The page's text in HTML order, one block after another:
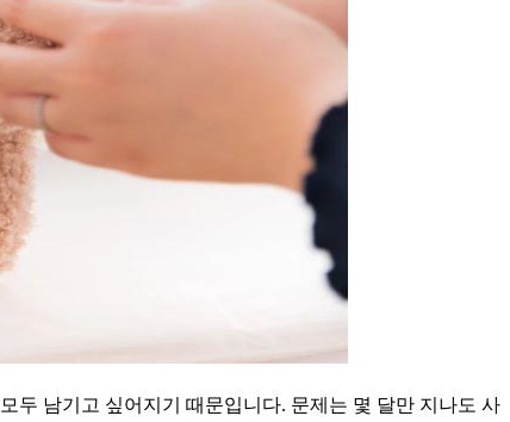
두 남기고 싶어지기 때문입니다. 문제는 몇 달만 지나도 사